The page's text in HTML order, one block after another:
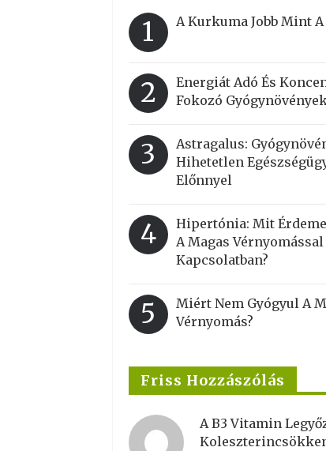
1 A Kurkuma Jobb Mint A
2
Energiát Adó És
Fokozó
3
Astragalus:
Hihetetlen
Előnnyel
4
Hipertónia: Mit
A Magas Vérnyomással
Kapcsolatban?
5
Miért Nem Gyógyul A
Vérnyomás?
Friss Hozzászólás
A B3 Vitamin